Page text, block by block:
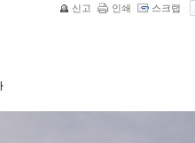
신고 인쇄 스크랩